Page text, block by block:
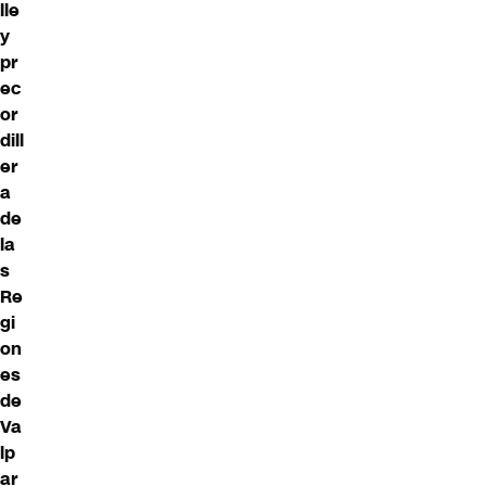
lle
y
pr
ec
or
dill
er
a
de
la
s
Re
gi
on
es
de
Va
lp
ar